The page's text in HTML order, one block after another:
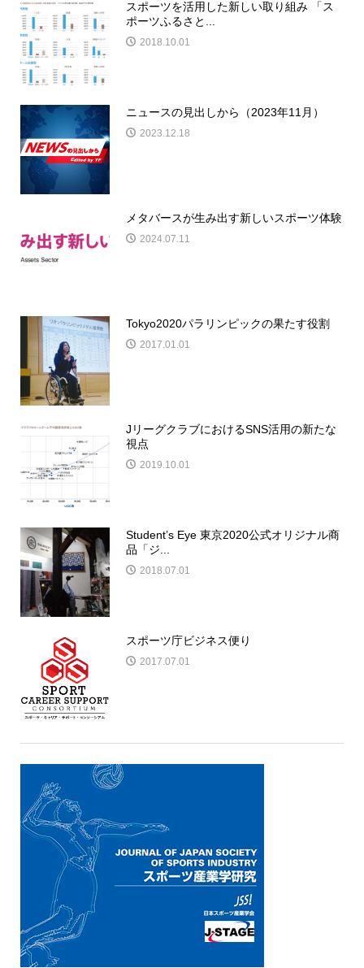
スポーツを活用した新しい取り組み 「ス
ポーツふるさと...
2018.10.01
ニュースの見出しから（2023年11月）
2023.12.18
メタバースが生み出す新しいスポーツ体験
2024.07.11
Tokyo2020パラリンピックの果たす役割
2017.01.01
JリーグクラブにおけるSNS活用の新たな
視点
2019.10.01
Student’s Eye 東京2020公式オリジナル商
品「ジ...
2018.07.01
スポーツ庁ビジネス便り
2017.07.01